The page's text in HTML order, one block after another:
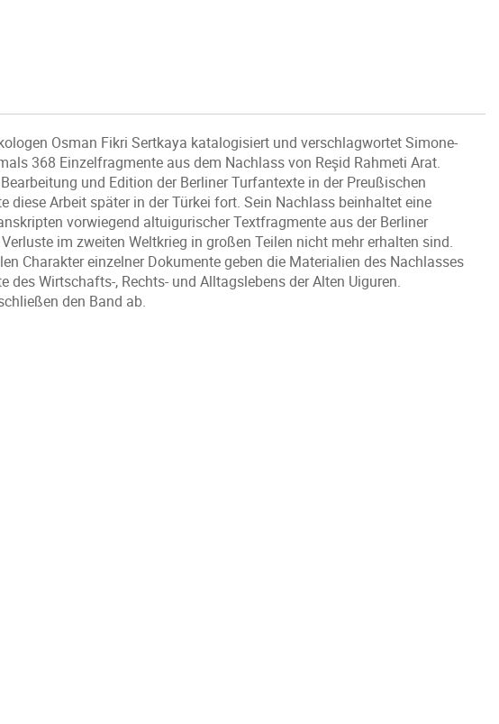
Osman Fikri Sertkaya katalogisiert und verschlagwortet Simone-
368 Einzelfragmente aus dem Nachlass von Reşid Rahmeti Arat.
und Edition der Berliner Turfantexte in der Preußischen
diese Arbeit später in der Türkei fort. Sein Nachlass beinhaltet eine
vorwiegend altuigurischer Textfragmente aus der Berliner
im zweiten Weltkrieg in großen Teilen nicht mehr erhalten sind.
Charakter einzelner Dokumente geben die Materialien des Nachlasses
des Wirtschafts-, Rechts- und Alltagslebens der Alten Uiguren.
den Band ab.